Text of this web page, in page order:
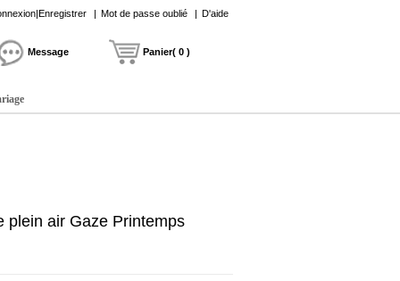
| Mot de passe oublié | D'aide
Message Panier( 0 )
plein air Gaze Printemps